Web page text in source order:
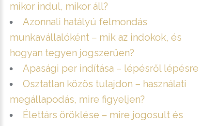
mikor indul, mikor áll?
Azonnali hatályú felmondás
munkavállalóként – mik az indokok, és
hogyan tegyen jogszerűen?
Apasági per indítása – lépésről lépésre
Osztatlan közös tulajdon – használati
megállapodás, mire figyeljen?
Élettárs öröklése – mire jogosult és